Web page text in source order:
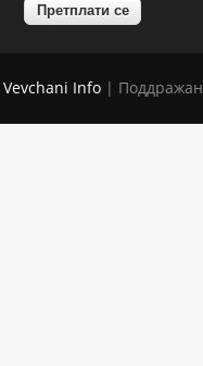
Vevchani Info |